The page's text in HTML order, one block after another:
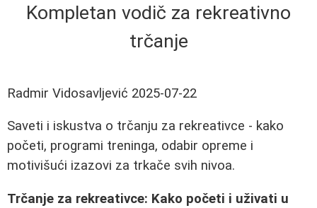
Kompletan vodič za rekreativno
trčanje
Radmir Vidosavljević 2025-07-22
Saveti i iskustva o trčanju za rekreativce - kako
početi, programi treninga, odabir opreme i
motivišući izazovi za trkače svih nivoa.
Trčanje za rekreativce: Kako početi i uživati u